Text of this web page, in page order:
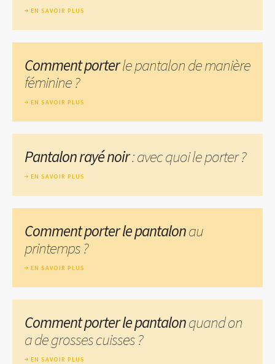
EN SAVOIR PLUS
Comment porterle pantalon de manière
féminine ?
EN SAVOIR PLUS
Pantalon rayé noir: avec quoi le porter ?
EN SAVOIR PLUS
Comment porter le pantalonau
printemps ?
EN SAVOIR PLUS
Comment porter le pantalonquand on
a de grosses cuisses ?
EN SAVOIR PLUS